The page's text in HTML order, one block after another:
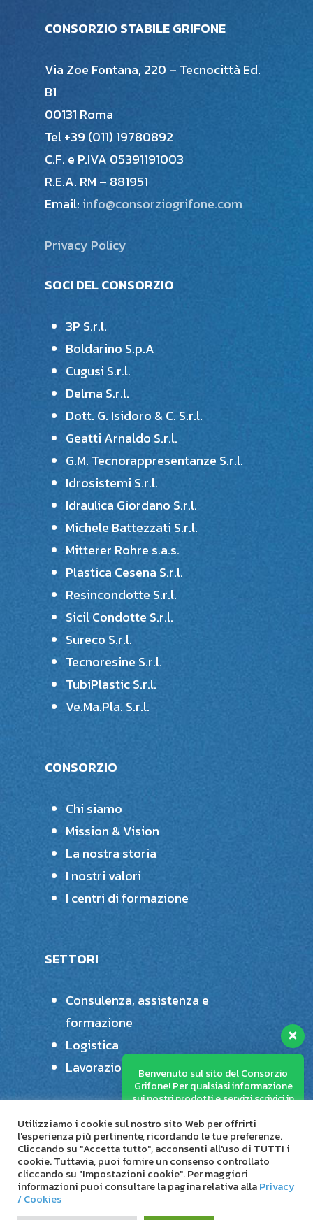
CONSORZIO STABILE GRIFONE
Via Zoe Fontana, 220 – Tecnocittà Ed.
B1
00131 Roma
Tel +39 (011) 19780892
C.F. e P.IVA 05391191003
R.E.A. RM – 881951
Email: info@consorziogrifone.com
Privacy Policy
SOCI DEL CONSORZIO
3P S.r.l.
Boldarino S.p.A
Cugusi S.r.l.
Delma S.r.l.
Dott. G. Isidoro & C. S.r.l.
Geatti Arnaldo S.r.l.
G.M. Tecnorappresentanze S.r.l.
Idrosistemi S.r.l.
Idraulica Giordano S.r.l.
Michele Battezzati S.r.l.
Mitterer Rohre s.a.s.
Plastica Cesena S.r.l.
Resincondotte S.r.l.
Sicil Condotte S.r.l.
Sureco S.r.l.
Tecnoresine S.r.l.
TubiPlastic S.r.l.
Ve.Ma.Pla. S.r.l.
CONSORZIO
Chi siamo
Mission & Vision
La nostra storia
I nostri valori
I centri di formazione
SETTORI
Consulenza, assistenza e
formazione
Logistica
Lavorazioni plastiche speciali
© 2026 Consorzio Stabile Grifone.
linkedin
Utilizziamo i cookie sul nostro sito Web per offrirti
l'esperienza più pertinente, ricordando le tue preferenze.
Cliccando su "Accetta tutto", acconsenti all'uso di TUTTI i
cookie. Tuttavia, puoi fornire un consenso controllato
cliccando su "Impostazioni cookie". Per maggiori
informazioni puoi consultare la pagina relativa allaPrivacy
/ Cookies
Grifone! Per qualsiasi informazione
sui nostri prodotti e servizi scrivici in
questa chat e ti risponderemo il